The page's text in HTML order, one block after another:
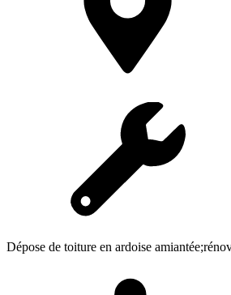
Dépose de toiture en ardoise